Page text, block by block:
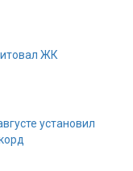
ЖК
установил